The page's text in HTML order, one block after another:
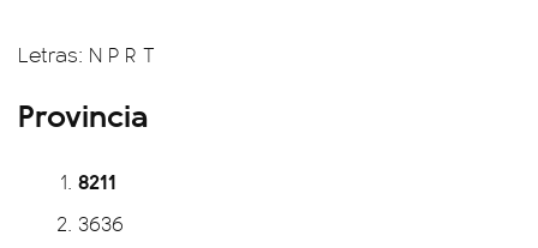
Letras: N P R T
Provincia
8211
3636